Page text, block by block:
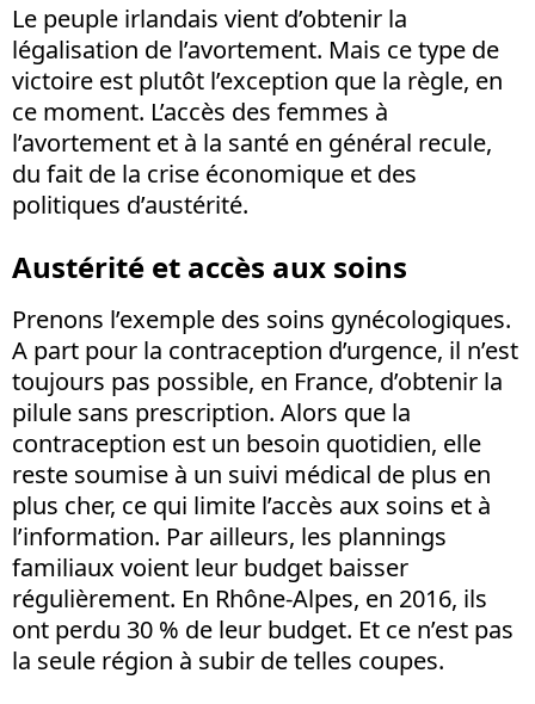
Le peuple irlandais vient d’obtenir la
légalisation de l’avortement. Mais ce type de
victoire est plutôt l’exception que la règle, en
ce moment. L’accès des femmes à
l’avortement et à la santé en général recule,
du fait de la crise économique et des
politiques d’austérité.
Austérité et accès aux soins
Prenons l’exemple des soins gynécologiques.
A part pour la contraception d’urgence, il n’est
toujours pas possible, en France, d’obtenir la
pilule sans prescription. Alors que la
contraception est un besoin quotidien, elle
reste soumise à un suivi médical de plus en
plus cher, ce qui limite l’accès aux soins et à
l’information. Par ailleurs, les plannings
familiaux voient leur budget baisser
régulièrement. En Rhône-Alpes, en 2016, ils
ont perdu 30 % de leur budget. Et ce n’est pas
la seule région à subir de telles coupes.